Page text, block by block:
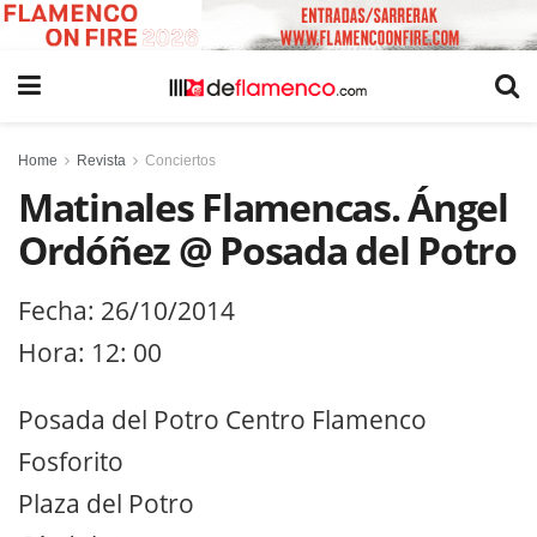
Home Revista Conciertos
Matinales Flamencas. Ángel
Ordóñez @ Posada del Potro
Fecha: 26/10/2014
Hora: 12: 00
Posada del Potro Centro Flamenco
Fosforito
Plaza del Potro